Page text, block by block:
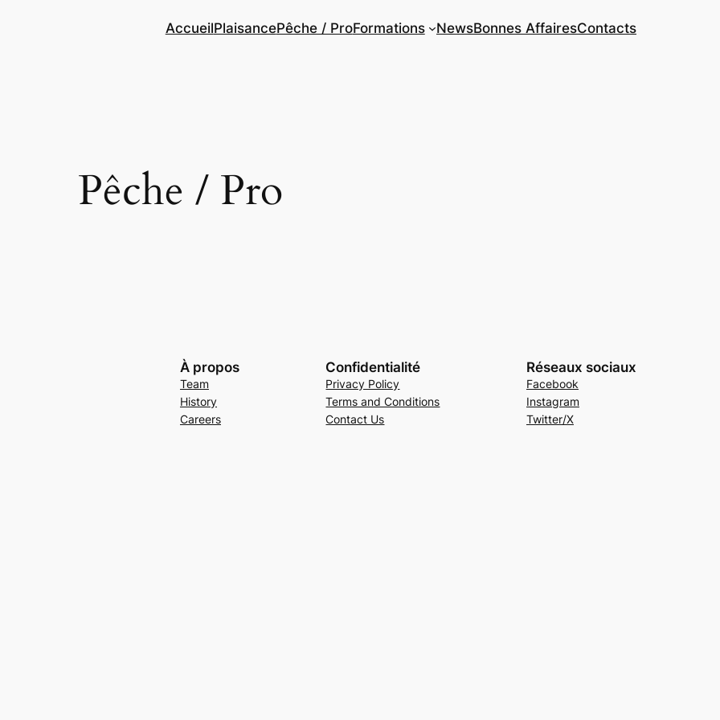
AccueilPlaisancePêche / ProFormations NewsBonnes AffairesContacts
Pêche / Pro
À propos
Team
History
Careers
Confidentialité
Privacy Policy
Terms and Conditions
Contact Us
Réseaux sociaux
Facebook
Instagram
Twitter/X